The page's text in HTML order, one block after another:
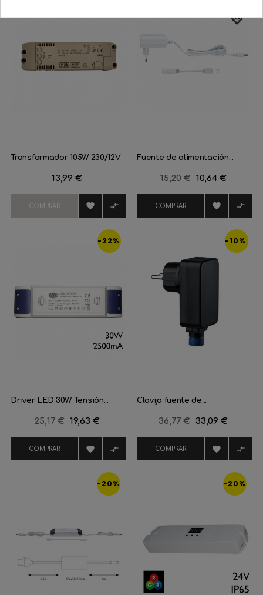
Transformador 105W 230/12V
Precio
13,99 €
COMPRAR  
Fuente de alimentación...
Precio
15,20 € Precio
10,64 €
COMPRAR  
-22%
Driver LED 30W Tensión...
Precio
25,17 € Precio
19,63 €
COMPRAR  
-10%
Clavija fuente de...
Precio
36,77 € Precio
33,09 €
COMPRAR  
-20% -20%